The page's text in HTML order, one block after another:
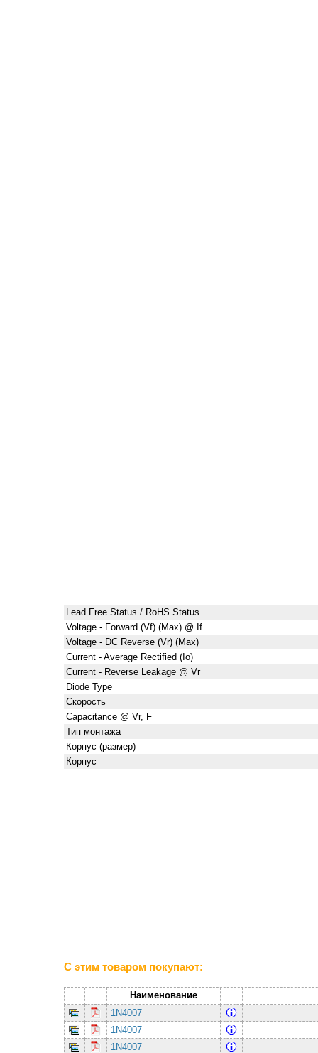
Lead Free Status / RoHS Status
Voltage - Forward (Vf) (Max) @ If
Voltage - DC Reverse (Vr) (Max)
Current - Average Rectified (Io)
Current - Reverse Leakage @ Vr
Diode Type
Скорость
Capacitance @ Vr, F
Тип монтажа
Корпус (размер)
Корпус
С этим товаром покупают:
Наименование
1N4007
1N4007
1N4007